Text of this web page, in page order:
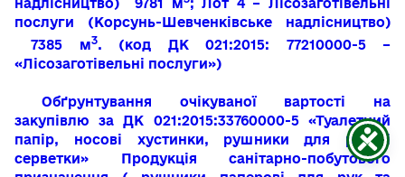
послуги (Корсунь-Шевченківське надлісництво)
7385 м3. (код ДК 021:2015: 77210000-5 –
«Лісозаготівельні послуги»)
Обґрунтування очікуваної вартості на
закупівлю за ДК 021:2015:33760000-5 «Туалетний
папір, носові хустинки, рушники для рук і
серветки» Продукція санітарно-побутового